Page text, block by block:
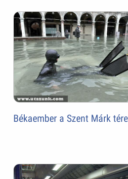
Békaember a Szent Márk